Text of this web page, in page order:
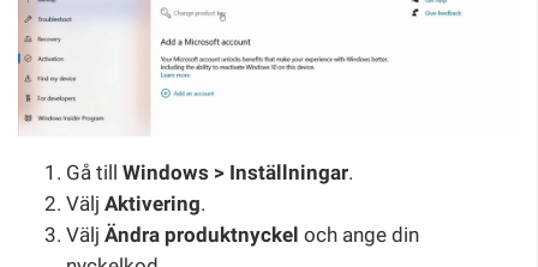
Gå till Windows > Inställningar.
Välj Aktivering.
Välj Ändra produktnyckel och ange din